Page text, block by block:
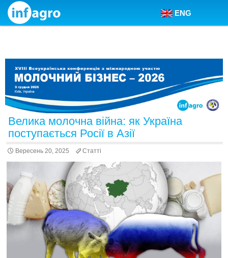
Skip to content
ENG
Велика молочна війна: як Україна
поступається Росії в Азії
Вересень 20, 2025 Статті